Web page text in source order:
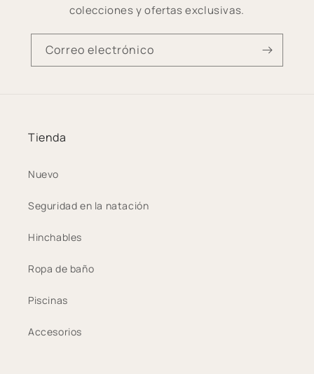
colecciones y ofertas exclusivas.
Correo electrónico
Tienda
Nuevo
Seguridad en la natación
Hinchables
Ropa de baño
Piscinas
Accesorios